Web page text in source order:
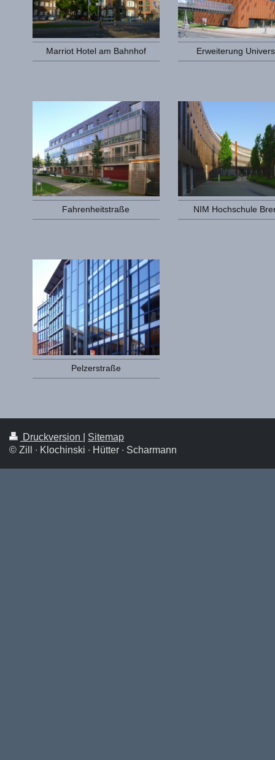
Marriot Hotel am Bahnhof Erweiterung
Fahrenheitstraße NIM Hochschule
Pelzerstraße
Druckversion
Sitemap
© Zill ∙ Klochinski ∙ Hütter ∙ Scharmann